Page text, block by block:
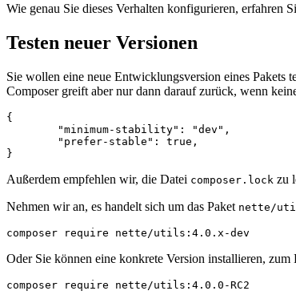
Wie genau Sie dieses Verhalten konfigurieren, erfahren
Testen neuer Versionen
Sie wollen eine neue Entwicklungsversion eines Pakets
Composer greift aber nur dann darauf zurück, wenn
{
Außerdem empfehlen wir, die Datei composer.lock zu
Nehmen wir an, es handelt sich um das Paket nette/
Oder Sie können eine konkrete Version installieren,